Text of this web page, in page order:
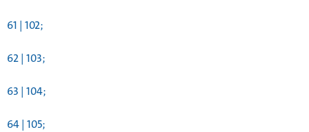
61 | 102;
62 | 103;
63 | 104;
64 | 105;